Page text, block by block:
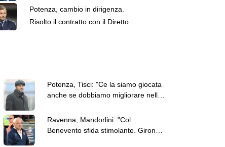
Potenza, cambio in dirigenza.
Risolto il contratto con il Direttore
Potenza, Tisci: "Ce la siamo giocata
anche se dobbiamo migliorare nelle
Ravenna, Mandorlini: "Col
Benevento sfida stimolante. Girone